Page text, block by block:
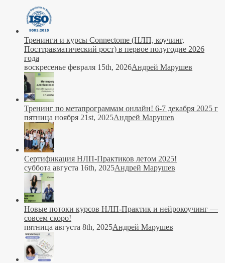
Тренинги и курсы Connectome (НЛП, коучинг,
Посттравматический рост) в первое полугодие 2026
года
воскресенье февраля 15th, 2026Андрей Марушев
Тренинг по метапрограммам онлайн! 6-7 декабря 2025 г
пятница ноября 21st, 2025Андрей Марушев
Сертификация НЛП-Практиков летом 2025!
суббота августа 16th, 2025Андрей Марушев
Новые потоки курсов НЛП-Практик и нейрокоучинг —
совсем скоро!
пятница августа 8th, 2025Андрей Марушев